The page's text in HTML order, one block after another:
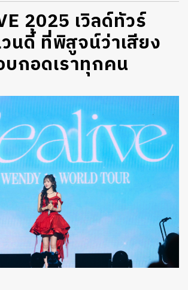
2025 เวิลด์ทัวร์
นดี้ ที่พิสูจน์ว่าเสียง
บกอดเราทุกคน